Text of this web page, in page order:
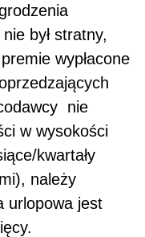
nie był stratny,
wypłacone
nie
w wysokości
kwartały
należy
urlopowa jest